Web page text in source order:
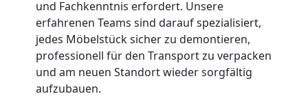
und Fachkenntnis erfordert. Unsere
erfahrenen Teams sind darauf spezialisiert,
jedes Möbelstück sicher zu demontieren,
professionell für den Transport zu verpacken
und am neuen Standort wieder sorgfältig
aufzubauen.
und
Lagerung
Leonding